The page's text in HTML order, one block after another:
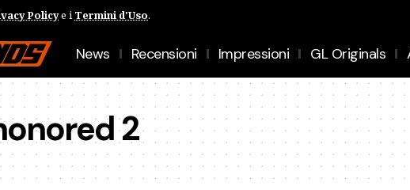
Policye i Termini d'Uso.
News Recensioni Impressioni GL Originals
2